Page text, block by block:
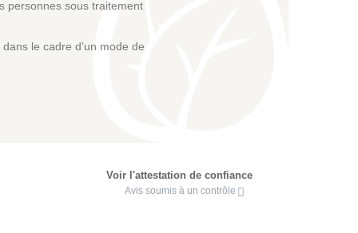
personnes sous traitement
le cadre d’un mode de
Voir l'attestation de confiance
Avis soumis à un contrôle